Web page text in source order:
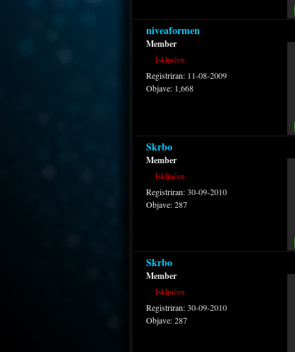
niveaformen
Member
Isključen
Registriran: 11-08-2009
Objave: 1,668
Skrbo
Member
Isključen
Registriran:30-09-2010
Objave:287
Skrbo
Member
Isključen
Registriran:30-09-2010
Objave:287